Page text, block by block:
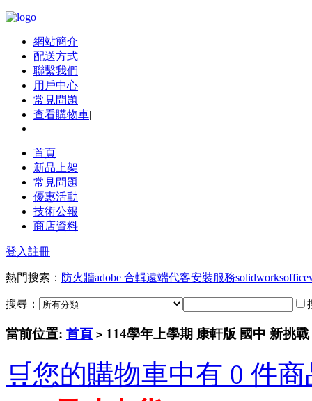
網站簡介|
配送方式|
聯繫我們|
用戶中心|
常見問題|
查看購物車|
首頁
新品上架
常見問題
優惠活動
技術公報
商店資料
登入註冊
熱門搜索： 防火牆adobe 合輯遠端代客安裝服務solidworksoffice
搜尋：
當前位置: 首頁 > 114學年上學期 康軒版 國中 新挑
🛒您的購物車中有 0 件